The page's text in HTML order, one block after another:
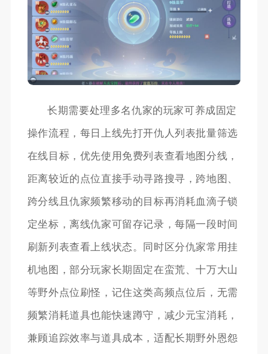
长期需要处理多名仇家的玩家可养成固定
操作流程，每日上线先打开仇人列表批量筛选
在线目标，优先使用免费列表查看地图分线，
距离较近的点位直接手动寻路搜寻，跨地图、
跨分线且仇家频繁移动的目标再消耗血滴子锁
定坐标，离线仇家可留存记录，每隔一段时间
刷新列表查看上线状态。同时区分仇家常用挂
机地图，部分玩家长期固定在蛮荒、十万大山
等野外点位刷怪，记住这类高频点位后，无需
频繁消耗道具也能快速蹲守，减少元宝消耗，
兼顾追踪效率与道具成本，适配长期野外恩怨